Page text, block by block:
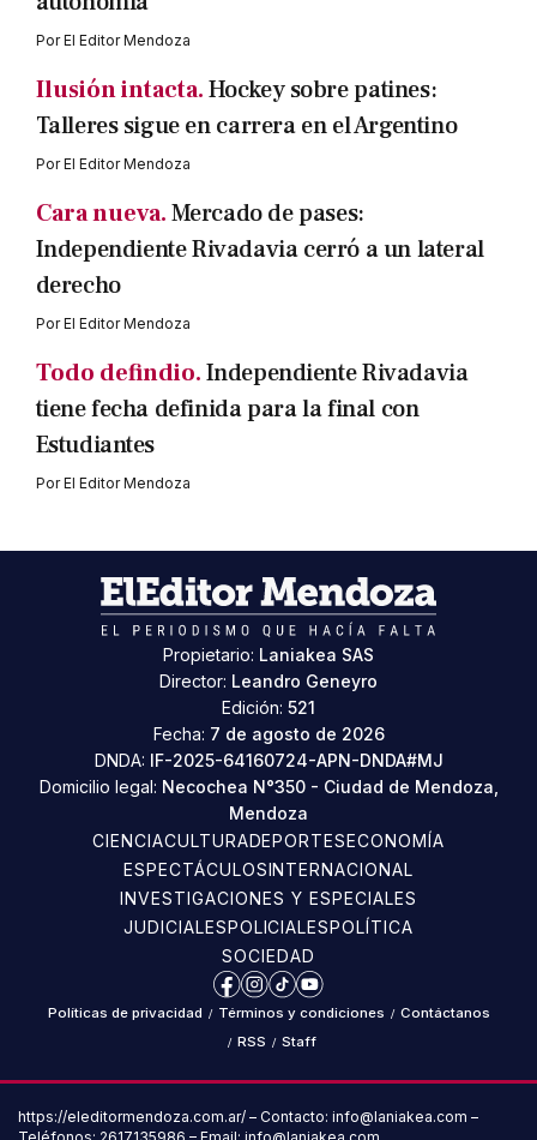
PorEl Editor Mendoza
Ilusión intacta.Hockey sobre patines:
Talleres sigue en carrera en el Argentino
PorEl Editor Mendoza
Cara nueva.Mercado de pases:
Independiente Rivadavia cerró a un lateral
derecho
PorEl Editor Mendoza
Todo defindio.Independiente Rivadavia
tiene fecha definida para la final con
Estudiantes
PorEl Editor Mendoza
Propietario: Laniakea SAS
Director: Leandro Geneyro
Edición: 521
Fecha: 7 de agosto de 2026
DNDA: IF-2025-64160724-APN-DNDA#MJ
Domicilio legal: Necochea N°350 - Ciudad de Mendoza,
Mendoza
CIENCIACULTURADEPORTESECONOMÍA
ESPECTÁCULOSINTERNACIONAL
INVESTIGACIONES Y ESPECIALES
JUDICIALESPOLICIALESPOLÍTICA
SOCIEDAD
Facebook
Instagram
TikTokYouTube
Políticas de privacidad / Términos y condiciones / Contáctanos
/ RSS / Staff
https://eleditormendoza.com.ar/ – Contacto: info@laniakea.com –